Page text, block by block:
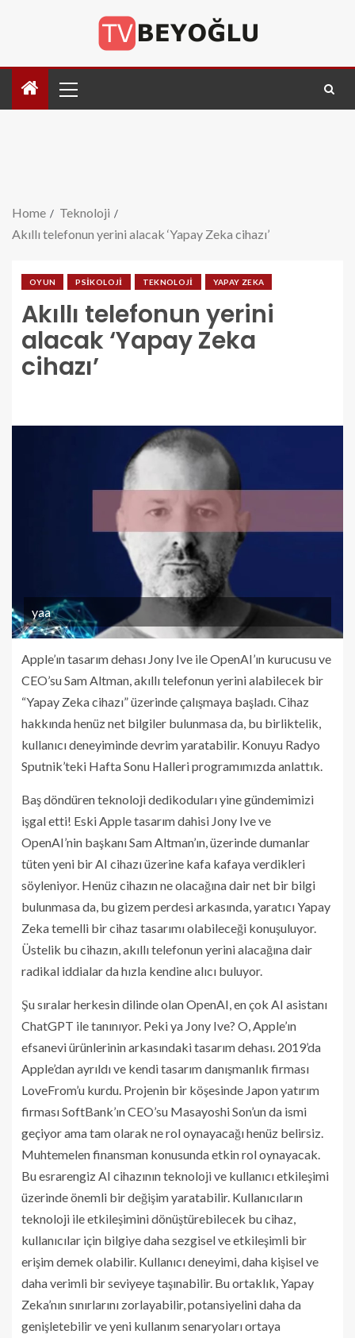
Home
Teknoloji
Akıllı telefonun yerini alacak ‘Yapay Zeka cihazı’
OYUN PSIKOLOJI TEKNOLOJI YAPAY ZEKA
Akıllı telefonun yerini
alacak ‘Yapay Zeka
cihazı’
yaa
Apple’ın tasarım dehası Jony Ive ile OpenAI’ın kurucusu ve
CEO’su Sam Altman, akıllı telefonun yerini alabilecek bir
“Yapay Zeka cihazı” üzerinde çalışmaya başladı. Cihaz
hakkında henüz net bilgiler bulunmasa da, bu birliktelik,
kullanıcı deneyiminde devrim yaratabilir. Konuyu Radyo
Sputnik’teki Hafta Sonu Halleri programımızda anlattık.
Baş döndüren teknoloji dedikoduları yine gündemimizi
işgal etti! Eski Apple tasarım dahisi Jony Ive ve
OpenAI’nin başkanı Sam Altman’ın, üzerinde dumanlar
tüten yeni bir AI cihazı üzerine kafa kafaya verdikleri
söyleniyor. Henüz cihazın ne olacağına dair net bir bilgi
bulunmasa da, bu gizem perdesi arkasında, yaratıcı Yapay
Zeka temelli bir cihaz tasarımı olabileceği konuşuluyor.
Üstelik bu cihazın, akıllı telefonun yerini alacağına dair
radikal iddialar da hızla kendine alıcı buluyor.
Şu sıralar herkesin dilinde olan OpenAI, en çok AI asistanı
ChatGPT ile tanınıyor. Peki ya Jony Ive? O, Apple’ın
efsanevi ürünlerinin arkasındaki tasarım dehası. 2019’da
Apple’dan ayrıldı ve kendi tasarım danışmanlık firması
LoveFrom’u kurdu. Projenin bir köşesinde Japon yatırım
firması SoftBank’ın CEO’su Masayoshi Son’un da ismi
geçiyor ama tam olarak ne rol oynayacağı henüz belirsiz.
Muhtemelen finansman konusunda etkin rol oynayacak.
Bu esrarengiz AI cihazının teknoloji ve kullanıcı etkileşimi
üzerinde önemli bir değişim yaratabilir. Kullanıcıların
teknoloji ile etkileşimini dönüştürebilecek bu cihaz,
kullanıcılar için bilgiye daha sezgisel ve etkileşimli bir
erişim demek olabilir. Kullanıcı deneyimi, daha kişisel ve
daha verimli bir seviyeye taşınabilir. Bu ortaklık, Yapay
Zeka’nın sınırlarını zorlayabilir, potansiyelini daha da
genişletebilir ve yeni kullanım senaryoları ortaya